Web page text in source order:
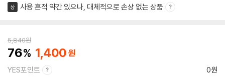
상 사용 흔적 약간 있으나, 대체적으로 손상 없는 상품
5,840원
76 1,400
YES포인트 0원